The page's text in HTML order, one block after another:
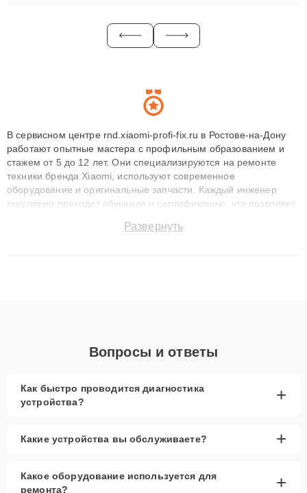
В сервисном центре rnd.xiaomi-profi-fix.ru в Ростове-на-Дону
работают опытные мастера с профильным образованием и
стажем от 5 до 12 лет. Они специализируются на ремонте
техники бренда Xiaomi, используют современное
оборудование и оригинальные запчасти. Каждый инженер
регулярно проходит обучение и сертификацию, что позволяет
технику с сохранением гарантии до 3 лет. Наши мастера
Развернуть
Вопросы и ответы
Как быстро проводится диагностика
устройства?
+
Какие устройства вы обслуживаете? +
Какое оборудование используется для
ремонта?
+